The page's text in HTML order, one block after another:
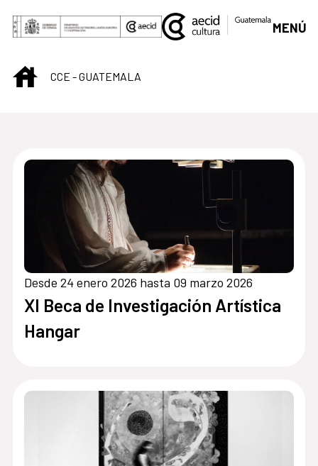
Saltar al contenido principal
MENÚ
INICIOCCE - GUATEMALA
Desde 24 enero 2026 hasta 09 marzo 2026
XI Beca de Investigación Artística
Hangar